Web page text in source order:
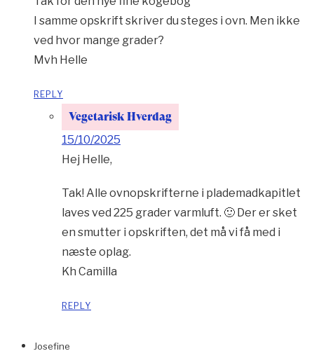
I samme opskrift skriver du steges i ovn. Men ikke
ved hvor mange grader?
Mvh Helle
REPLY
Vegetarisk Hverdag
15/10/2025
Hej Helle,
Tak! Alle ovnopskrifterne i plademadkapitlet
laves ved 225 grader varmluft. 🙂 Der er sket
en smutter i opskriften, det må vi få med i
næste oplag.
Kh Camilla
REPLY
Josefine